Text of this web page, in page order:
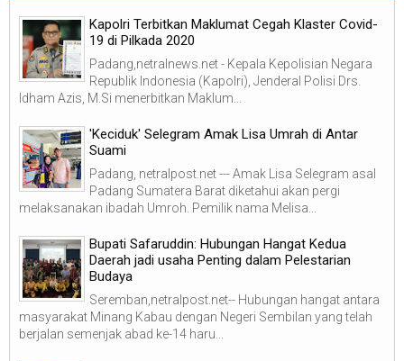
Kapolri Terbitkan Maklumat Cegah Klaster Covid-
19 di Pilkada 2020
Padang,netralnews.net - Kepala Kepolisian Negara
Republik Indonesia (Kapolri), Jenderal Polisi Drs.
Idham Azis, M.Si menerbitkan Maklum...
'Keciduk' Selegram Amak Lisa Umrah di Antar
Suami
Padang, netralpost.net --- Amak Lisa Selegram asal
Padang Sumatera Barat diketahui akan pergi
melaksanakan ibadah Umroh. Pemilik nama Melisa...
Bupati Safaruddin: Hubungan Hangat Kedua
Daerah jadi usaha Penting dalam Pelestarian
Budaya
Seremban,netralpost.net-- Hubungan hangat antara
masyarakat Minang Kabau dengan Negeri Sembilan yang telah
berjalan semenjak abad ke-14 haru...